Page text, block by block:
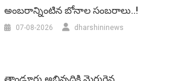
అంబరాన్నింటిన బోనాల సంబరాలు..!
07-08-2026 dharshininews